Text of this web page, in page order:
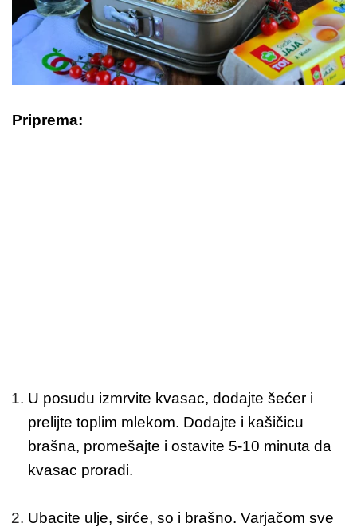
Priprema:
U posudu izmrvite kvasac, dodajte šećer i
prelijte toplim mlekom. Dodajte i kašičicu
brašna, promešajte i ostavite 5-10 minuta da
kvasac proradi.
Ubacite ulje, sirće, so i brašno. Varjačom sve